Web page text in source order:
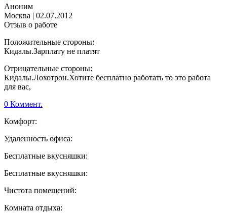
Аноним
Москва | 02.07.2012
Отзыв о работе
Положительные стороны:
Кидалы.Зарплату не платят
Отрицательные стороны:
Кидалы.Лохотрон.Хотите бесплатно работать то это работа
для вас,
0 Коммент.
Комфорт:
Удаленность офиса:
Бесплатные вкусняшки:
Бесплатные вкусняшки:
Чистота помещений:
Комната отдыха: